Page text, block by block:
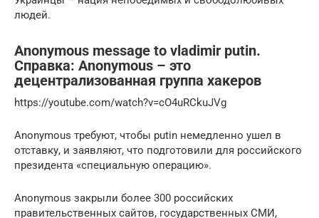
людей.
Anonymous message to vladimir putin.
Справка: Anonymous – это
децентрализованная группа хакеров
https://youtube.com/watch?v=cO4uRCkuJVg
Anonymous требуют, чтобы рutin немедленно ушел в
отставку, и заявляют, что подготовили для российского
президента «специальную операцию».
Anonymous закрыли более 300 российских
правительственных сайтов, государственных СМИ,